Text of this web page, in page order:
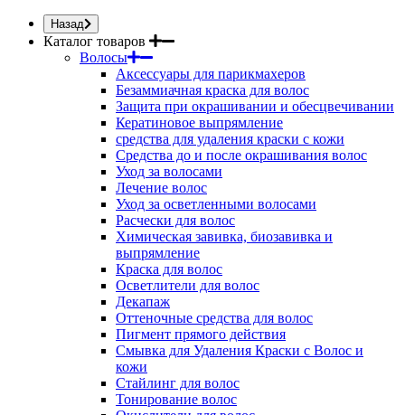
Назад
Каталог товаров
Волосы
Аксессуары для парикмахеров
Безаммиачная краска для волос
Защита при окрашивании и обесцвечивании
Кератиновое выпрямление
средства для удаления краски с кожи
Средства до и после окрашивания волос
Уход за волосами
Лечение волос
Уход за осветленными волосами
Расчески для волос
Химическая завивка, биозавивка и
выпрямление
Краска для волос
Осветлители для волос
Декапаж
Оттеночные средства для волос
Пигмент прямого действия
Смывка для Удаления Краски с Волос и
кожи
Стайлинг для волос
Тонирование волос